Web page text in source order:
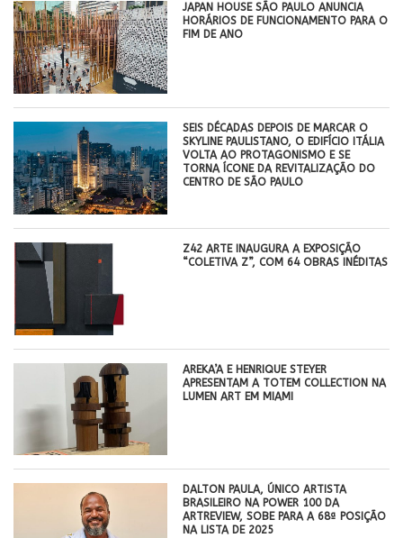
JAPAN HOUSE SÃO PAULO ANUNCIA
HORÁRIOS DE FUNCIONAMENTO PARA O
FIM DE ANO
SEIS DÉCADAS DEPOIS DE MARCAR O
SKYLINE PAULISTANO, O EDIFÍCIO ITÁLIA
VOLTA AO PROTAGONISMO E SE
TORNA ÍCONE DA REVITALIZAÇÃO DO
CENTRO DE SÃO PAULO
Z42 ARTE INAUGURA A EXPOSIÇÃO
“COLETIVA Z”, COM 64 OBRAS INÉDITAS
AREKA’A E HENRIQUE STEYER
APRESENTAM A TOTEM COLLECTION NA
LUMEN ART EM MIAMI
DALTON PAULA, ÚNICO ARTISTA
BRASILEIRO NA POWER 100 DA
ARTREVIEW, SOBE PARA A 68ª POSIÇÃO
NA LISTA DE 2025